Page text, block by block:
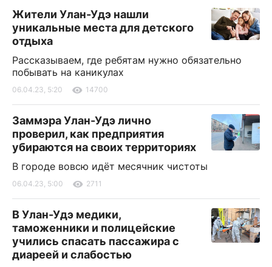
Жители Улан-Удэ нашли
уникальные места для детского
отдыха
Рассказываем, где ребятам нужно обязательно
побывать на каникулах
06.04.23, 5:20 14700
Заммэра Улан-Удэ лично
проверил, как предприятия
убираются на своих территориях
В городе вовсю идёт месячник чистоты
06.04.23, 5:00 2711
В Улан-Удэ медики,
таможенники и полицейские
учились спасать пассажира с
диареей и слабостью